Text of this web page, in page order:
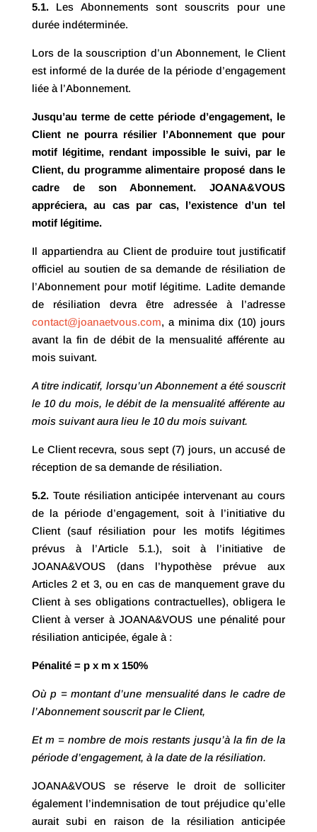
5.1.Les Abonnements sont souscrits pour une
durée indéterminée.
Lors de la souscription d’un Abonnement, le Client
est informé de la durée de la période d’engagement
liée à l’Abonnement.
Jusqu’au terme de cette période d’engagement, le
Client ne pourra résilier l’Abonnement que pour
motif légitime, rendant impossible le suivi, par le
Client, du programme alimentaire proposé dans le
cadre de son Abonnement. JOANA&VOUS
appréciera, au cas par cas, l’existence d’un tel
motif légitime.
Il appartiendra au Client de produire tout justificatif
officiel au soutien de sa demande de résiliation de
l’Abonnement pour motif légitime. Ladite demande
de résiliation devra être adressée à l’adresse
contact@joanaetvous.com, a minima dix (10) jours
avant la fin de débit de la mensualité afférente au
mois suivant.
A titre indicatif, lorsqu’un Abonnement a été souscrit
le 10 du mois, le débit de la mensualité afférente au
mois suivant aura lieu le 10 du mois suivant.
Le Client recevra, sous sept (7) jours, un accusé de
réception de sa demande de résiliation.
5.2.Toute résiliation anticipée intervenant au cours
de la période d’engagement, soit à l’initiative du
Client (sauf résiliation pour les motifs légitimes
prévus à l’Article 5.1.), soit à l’initiative de
JOANA&VOUS (dans l’hypothèse prévue aux
Articles 2 et 3, ou en cas de manquement grave du
Client à ses obligations contractuelles), obligera le
Client à verser à JOANA&VOUS une pénalité pour
résiliation anticipée, égale à :
Pénalité = p x m x 150%
Où p = montant d’une mensualité dans le cadre de
l’Abonnement souscrit par le Client,
Et m = nombre de mois restants jusqu’à la fin de la
période d’engagement, à la date de la résiliation.
JOANA&VOUS se réserve le droit de solliciter
également l’indemnisation de tout préjudice qu’elle
aurait subi en raison de la résiliation anticipée